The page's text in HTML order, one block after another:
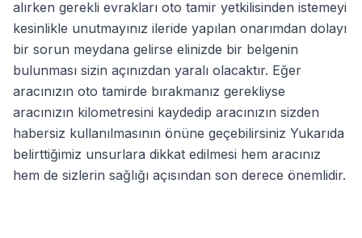
alırken gerekli evrakları oto tamir yetkilisinden istemeyi
kesinlikle unutmayınız ileride yapılan onarımdan dolayı
bir sorun meydana gelirse elinizde bir belgenin
bulunması sizin açınızdan yaralı olacaktır. Eğer
aracınızın oto tamirde bırakmanız gerekliyse
aracınızın kilometresini kaydedip aracınızın sizden
habersiz kullanılmasının önüne geçebilirsiniz Yukarıda
belirttiğimiz unsurlara dikkat edilmesi hem aracınız
hem de sizlerin sağlığı açısından son derece önemlidir.